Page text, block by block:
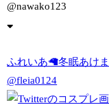
@nawako123
ふれいあ🦙冬眠あけ
@fleia0124